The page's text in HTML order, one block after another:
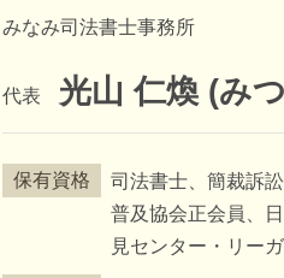
みなみ司法書士事務所
代表 光山 仁煥 (み
保有資格
司法書士、簡裁訴
普及協会正会員、
見センター・リー